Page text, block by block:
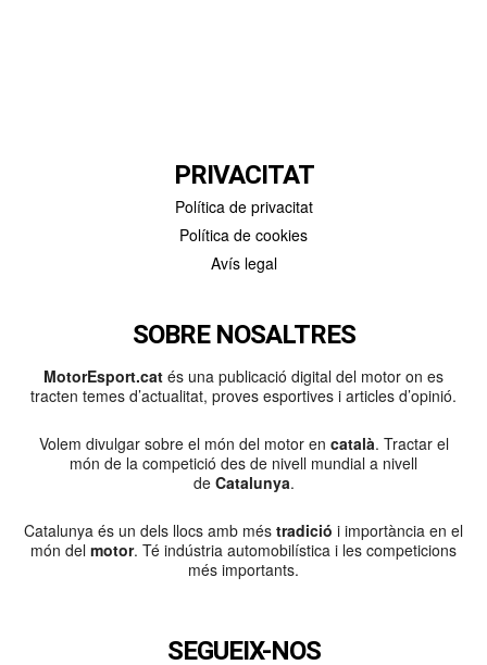
PRIVACITAT
Política de privacitat
Política de cookies
Avís legal
SOBRE NOSALTRES
MotorEsport.cat és una publicació digital del motor on es
tracten temes d’actualitat, proves esportives i articles d’opinió.
Volem divulgar sobre el món del motor en català. Tractar el
món de la competició des de nivell mundial a nivell
de Catalunya.
Catalunya és un dels llocs amb més tradició i importància en el
món del motor. Té indústria automobilística i les competicions
més importants.
SEGUEIX-NOS